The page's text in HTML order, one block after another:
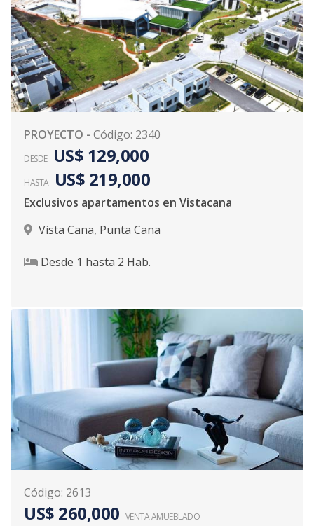
PROYECTO - Código: 2340
DESDE US$ 129,000
HASTA US$ 219,000
Exclusivos apartamentos en Vistacana
Vista Cana, Punta Cana
Desde 1 hasta 2 Hab.
Código: 2613
US$ 260,000 VENTA AMUEBLADO